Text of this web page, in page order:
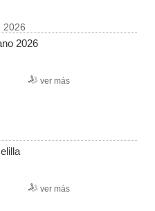
2026
2026
ver más
ver más